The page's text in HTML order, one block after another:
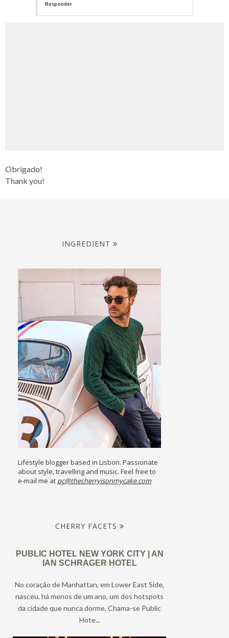
Responder
Obrigado!
Thank you!
INGREDIENT
Lifestyle blogger based in Lisbon. Passionate
about style, travelling and music. Feel free to
e-mail me at pc@thecherryisonmycake.com
CHERRY FACETS
PUBLIC HOTEL NEW YORK CITY | AN
IAN SCHRAGER HOTEL
No coração de Manhattan, em Lower East Side,
nasceu, há menos de um ano, um dos hotspots
da cidade que nunca dorme. Chama-se Public
Hote...